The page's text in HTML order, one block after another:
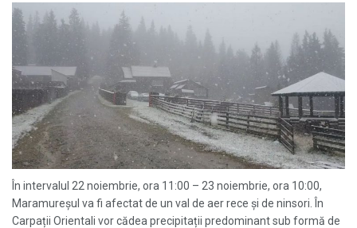
În intervalul 22 noiembrie, ora 11:00 – 23 noiembrie, ora 10:00,
Maramureşul va fi afectat de un val de aer rece şi de ninsori. În
Carpații Orientali vor cădea precipitații predominant sub formă de